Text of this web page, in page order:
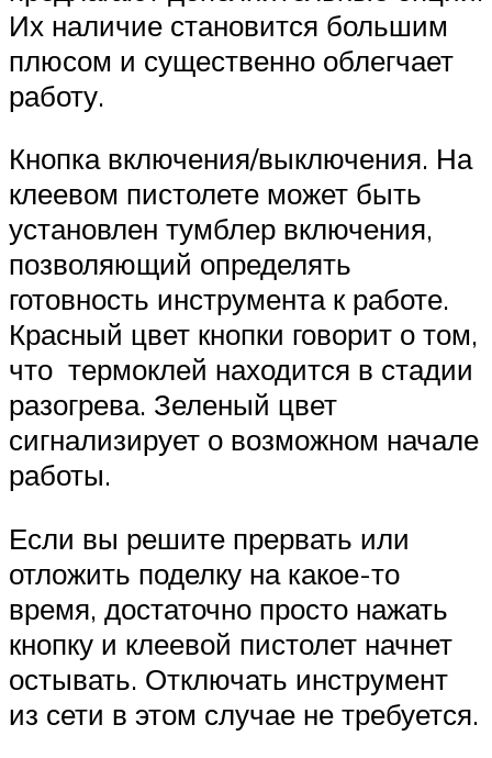
Их наличие становится большим
плюсом и существенно облегчает
работу.
Кнопка включения/выключения. На
клеевом пистолете может быть
установлен тумблер включения,
позволяющий определять
готовность инструмента к работе.
Красный цвет кнопки говорит о том,
что термоклей находится в стадии
разогрева. Зеленый цвет
сигнализирует о возможном начале
работы.
Если вы решите прервать или
отложить поделку на какое-то
время, достаточно просто нажать
кнопку и клеевой пистолет начнет
остывать. Отключать инструмент
из сети в этом случае не требуется.